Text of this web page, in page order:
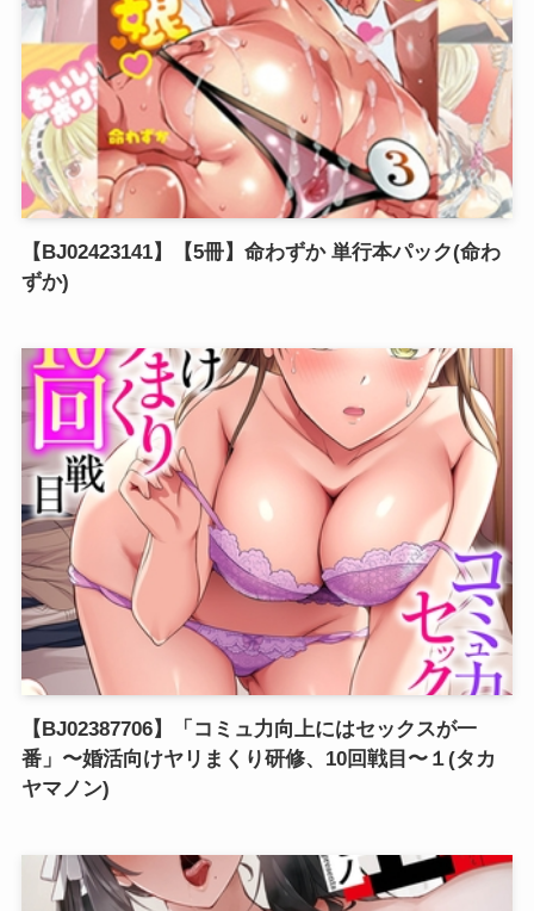
【BJ02423141】【5冊】命わずか 単行本パック(命わ
ずか)
【BJ02387706】「コミュ力向上にはセックスが一
番」〜婚活向けヤリまくり研修、10回戦目〜１(タカ
ヤマノン)